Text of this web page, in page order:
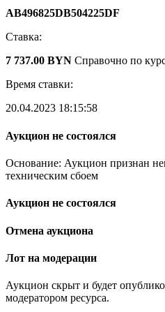
AB496825DB504225DF
Ставка:
7 737.00 BYN Справочно по
Время ставки:
20.04.2023 18:15:58
Аукцион не состоялся
Основание: Аукцион признан
техническим сбоем
Аукцион не состоялся
Отмена аукциона
Лот на модерации
Аукцион скрыт и будет
модератором ресурса.